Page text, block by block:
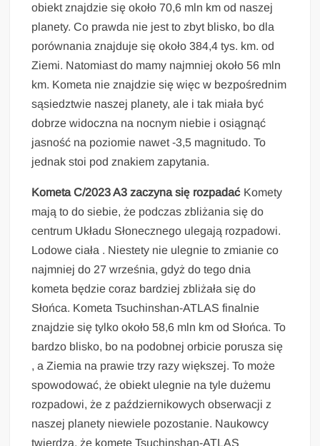
obiekt znajdzie się około 70,6 mln km od naszej
planety. Co prawda nie jest to zbyt blisko, bo dla
porównania znajduje się około 384,4 tys. km. od
Ziemi. Natomiast do mamy najmniej około 56 mln
km. Kometa nie znajdzie się więc w bezpośrednim
sąsiedztwie naszej planety, ale i tak miała być
dobrze widoczna na nocnym niebie i osiągnąć
jasność na poziomie nawet -3,5 magnitudo. To
jednak stoi pod znakiem zapytania.
Kometa C/2023 A3 zaczyna się rozpadać Komety
mają to do siebie, że podczas zbliżania się do
centrum Układu Słonecznego ulegają rozpadowi.
Lodowe ciała . Niestety nie ulegnie to zmianie co
najmniej do 27 września, gdyż do tego dnia
kometa będzie coraz bardziej zbliżała się do
Słońca. Kometa Tsuchinshan-ATLAS finalnie
znajdzie się tylko około 58,6 mln km od Słońca. To
bardzo blisko, bo na podobnej orbicie porusza się
, a Ziemia na prawie trzy razy większej. To może
spowodować, że obiekt ulegnie na tyle dużemu
rozpadowi, że z październikowych obserwacji z
naszej planety niewiele pozostanie. Naukowcy
twierdzą, że kometę Tsuchinshan-ATLAS